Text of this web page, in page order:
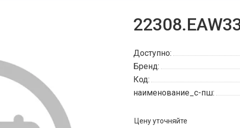
Доступно:
Бренд:
Код:
наименование_с-пш:
Цену уточняйте